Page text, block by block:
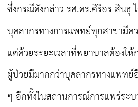
ซึ่งกรณีดังกล่าว รศ.ดร.ศิริอร สินธุ
บุคลากรทางการแพทย์ทุกสาขามีค
แต่ด้วยระยะเวลาที่พยาบาลต้องใ
ผู้ป่วยมีมากกว่าบุคลากรทางแพทย์
ๆ อีกทั้งในสถานการณ์การแพร่ระบ